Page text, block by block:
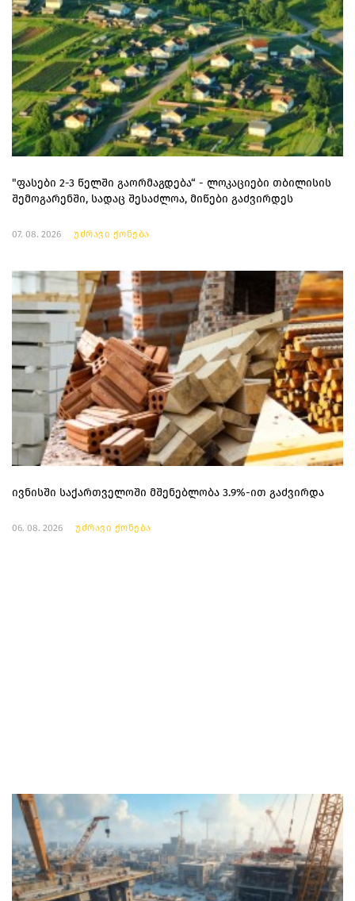
"ფასები 2-3 წელში გაორმაგდება“ - ლოკაციები თბილისის
შემოგარენში, სადაც შესაძლოა, მიწები გაძვირდეს
07. 08. 2026 უძრავი ქონება
ივნისში საქართველოში მშენებლობა 3.9%-ით გაძვირდა
06. 08. 2026 უძრავი ქონება